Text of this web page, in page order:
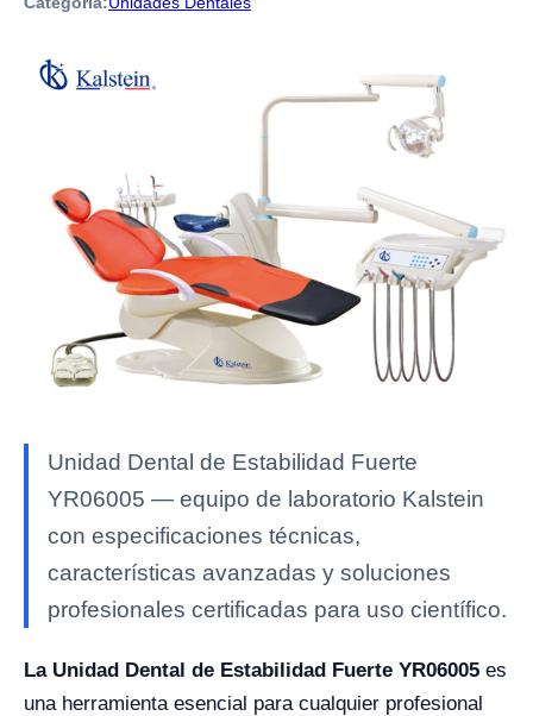
Unidad Dental de Estabilidad Fuerte
YR06005 — equipo de laboratorio Kalstein
con especificaciones técnicas,
características avanzadas y soluciones
profesionales certificadas para uso científico.
La Unidad Dental de Estabilidad Fuerte YR06005 es
una herramienta esencial para cualquier profesional